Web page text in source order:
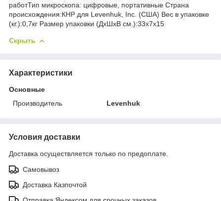
работТип микроскопа: цифровые, портативные Страна
происхождения:КНР для Levenhuk, Inc. (США) Вес в упаковке
(кг.):0,7кг Размер упаковки (ДхШхВ см.):33x7x15
Скрыть
Характеристики
Основные
Производитель
Levenhuk
Условия доставки
Доставка осуществляется только по предоплате.
Самовывоз
Доставка Казпочтой